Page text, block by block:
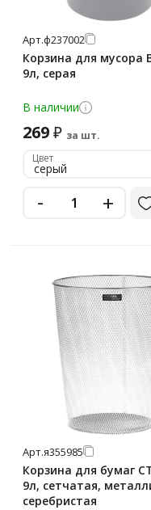
Арт.ф237002
Корзина для мусора
9л, серая
В наличии
269₽ за шт.
Цвет
серый
- +
Арт.я355985
Корзина для бумаг
9л, сетчатая,
серебристая